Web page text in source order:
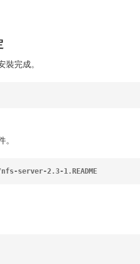
完成。
server-2.3-1.README